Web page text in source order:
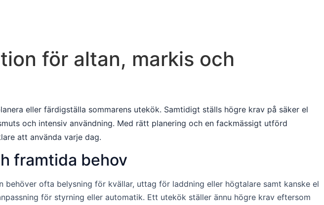
för altan, markis och
eller färdigställa sommarens utekök. Samtidigt ställs högre krav på säker el
och intensiv användning. Med rätt planering och en fackmässigt utförd
att använda varje dag.
framtida behov
ofta belysning för kvällar, uttag för laddning eller högtalare samt kanske el
för styrning eller automatik. Ett utekök ställer ännu högre krav eftersom